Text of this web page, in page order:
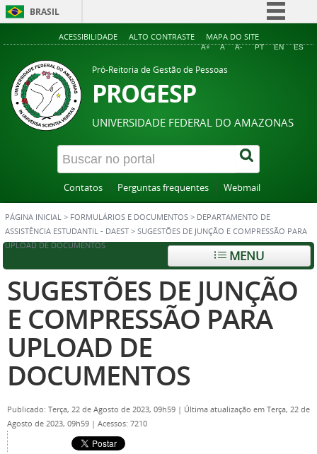
BRASIL
Simplifique!
Acesso à informação
Legislação
Canais
ACESSIBILIDADE ALTO CONTRASTE MAPA DO SITE
A+ A A- PT EN ES
Pró-Reitoria de Gestão de Pessoas
PROGESP
UNIVERSIDADE FEDERAL DO AMAZONAS
Contatos Perguntas frequentes Webmail
PÁGINA INICIAL > FORMULÁRIOS E DOCUMENTOS > DEPARTAMENTO DE
ASSISTÊNCIA ESTUDANTIL - DAEST > SUGESTÕES DE JUNÇÃO E COMPRESSÃO PARA
UPLOAD DE DOCUMENTOS
MENU
SUGESTÕES DE JUNÇÃO
E COMPRESSÃO PARA
UPLOAD DE
DOCUMENTOS
Publicado: Terça, 22 de Agosto de 2023, 09h59 | Última atualização em Terça, 22 de
Agosto de 2023, 09h59 | Acessos: 7210